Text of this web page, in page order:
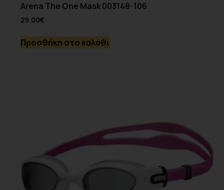
Arena The One Mask 003148-106
29.00€
Προσθήκη στο καλάθι